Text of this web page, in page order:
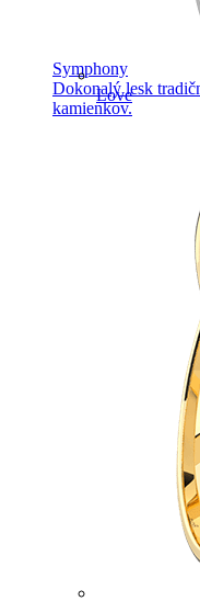
Symphony
Dokonalý lesk
kamienkov.
Love